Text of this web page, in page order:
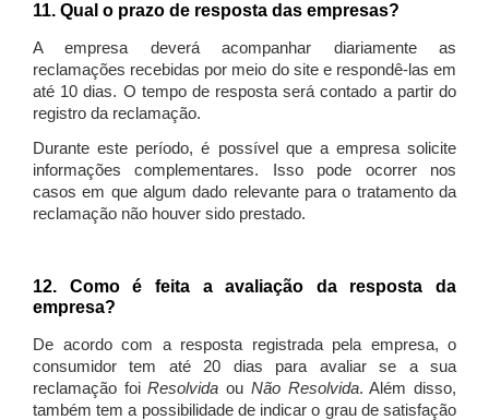
11. Qual o prazo de resposta das empresas?
A empresa deverá acompanhar diariamente as
reclamações recebidas por meio do site e respondê-las em
até 10 dias. O tempo de resposta será contado a partir do
registro da reclamação.
Durante este período, é possível que a empresa solicite
informações complementares. Isso pode ocorrer nos
casos em que algum dado relevante para o tratamento da
reclamação não houver sido prestado.
12. Como é feita a avaliação da resposta da
empresa?
De acordo com a resposta registrada pela empresa, o
consumidor tem até 20 dias para avaliar se a sua
reclamação foiResolvida ou Não Resolvida. Além disso,
também tem a possibilidade de indicar o grau de satisfação